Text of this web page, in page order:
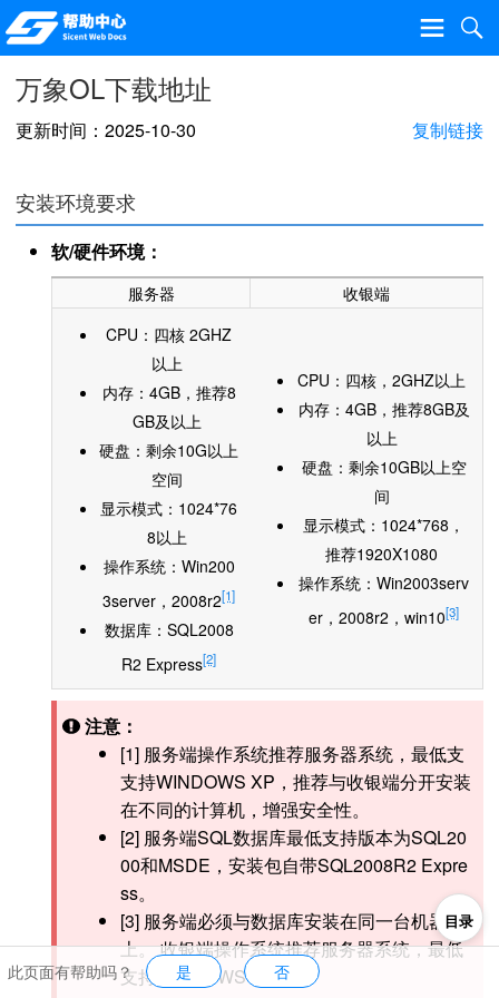
万象OL下载地址
更新时间：2025-10-30 复制链接
安装环境要求
软/硬件环境：
​服务器
​收银端
​CPU：四核 2GHZ
以上
内存：4GB，推荐8
GB及以上
硬盘：剩余10G以上
空间
显示模式：1024*76
8以上
操作系统：Win200
3server，2008r2[1]
数据库：SQL2008
R2 Express[2]
​CPU：四核，2GHZ以上
内存：4GB，推荐8GB及
以上
硬盘：剩余10GB以上空
间
显示模式：1024*768，
推荐1920X1080
操作系统：Win2003serv
er，2008r2，win10[3]
注意：
[1] 服务端操作系统推荐服务器系统，最低支
支持WINDOWS XP，推荐与收银端分开安装
在不同的计算机，增强安全性。
[2] 服务端SQL数据库最低支持版本为SQL20
00和MSDE，安装包自带SQL2008R2 Expre
ss。
[3] 服务端必须与数据库安装在同一台机器
上。 收银端操作系统推荐服务器系统，最低
支持WINDOWS XP。
目录
此页面有帮助吗？ 是 否